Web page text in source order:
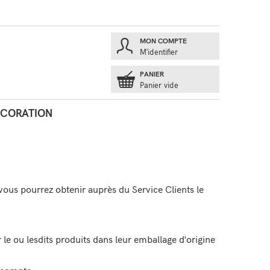
MON COMPTE
M'identifier
PANIER
Panier vide
pourrez obtenir auprès du Service Clients le
ou lesdits produits dans leur emballage d'origine